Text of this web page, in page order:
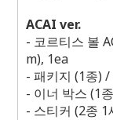
ACAI ver.
- 코르티스 볼
m), 1ea
- 패키지 (1종) /
- 이너 박스 (1종
- 스티커 (2종 1